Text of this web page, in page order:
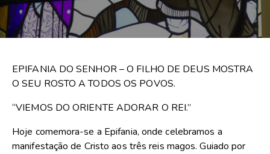
EPIFANIA DO SENHOR – O FILHO DE DEUS MOSTRA
O SEU ROSTO A TODOS OS POVOS.
“VIEMOS DO ORIENTE ADORAR O REI.”
Hoje comemora-se a Epifania, onde celebramos a
manifestação de Cristo aos três reis magos. Guiado por